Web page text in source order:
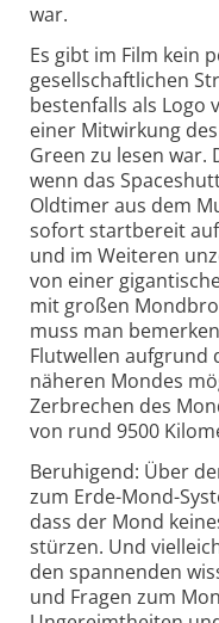
war.
Es gibt im Film kein
gesellschaftlichen
bestenfalls als Logo
einer Mitwirkung
Green zu lesen war.
wenn das
Oldtimer aus dem
sofort startbereit
und im Weiteren
von einer
mit großen
muss man
Flutwellen aufgrund
näheren Mondes
Zerbrechen des
von rund 9500
Beruhigend: Über
zum Erde-Mond-
dass der Mond
stürzen. Und
den spannenden
und Fragen zum